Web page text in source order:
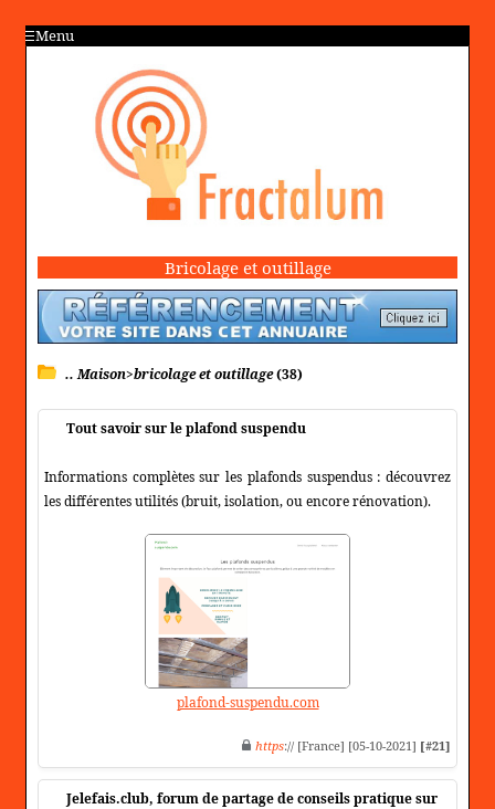
Menu
Bricolage et outillage
.. Maison>bricolage et outillage(38)
Tout savoir sur le plafond suspendu
Informations complètes sur les plafonds suspendus : découvrez
les différentes utilités (bruit, isolation, ou encore rénovation).
plafond-suspendu.com
https:// [France] [05-10-2021] [#21]
Jelefais.club, forum de partage de conseils pratique sur